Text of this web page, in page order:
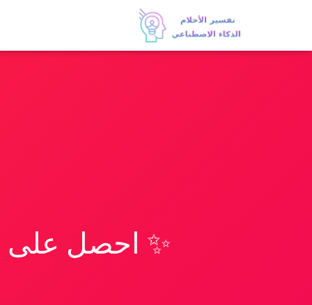
✨ احصل على